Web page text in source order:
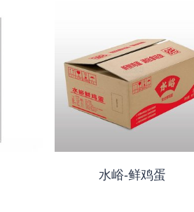
水峪-鲜鸡蛋